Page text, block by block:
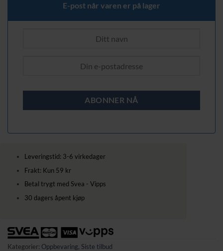
E-post når varen er på lager
Leveringstid: 3-6 virkedager
Frakt: Kun 59 kr
Betal trygt med Svea - Vipps
30 dagers åpent kjøp
Kategorier: Oppbevaring, Siste tilbud